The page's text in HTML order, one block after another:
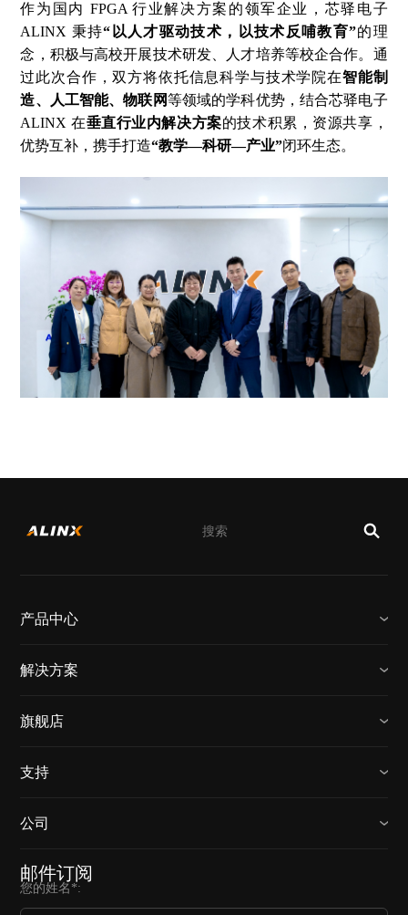
作为国内 FPGA 行业解决方案的领军企业，芯驿电子
ALINX 秉持“以人才驱动技术，以技术反哺教育”的理
念，积极与高校开展技术研发、人才培养等校企合作。通
过此次合作，双方将依托信息科学与技术学院在智能制
造、人工智能、物联网等领域的学科优势，结合芯驿电子
ALINX 在垂直行业内解决方案的技术积累，资源共享，
优势互补，携手打造“教学—科研—产业”闭环生态。
产品中心
解决方案
旗舰店
支持
公司
邮件订阅
您的姓名*: